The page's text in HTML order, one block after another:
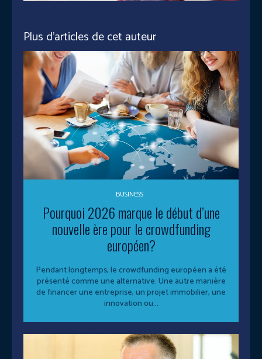
Plus d'articles de cet auteur
BUSINESS
Pourquoi 2026 marque le début d’une
nouvelle ère pour le crowdfunding
européen?
Pendant longtemps, le crowdfunding européen a été
présenté comme une alternative. Une autre manière
de financer une entreprise, un projet immobilier, une
innovation ou...